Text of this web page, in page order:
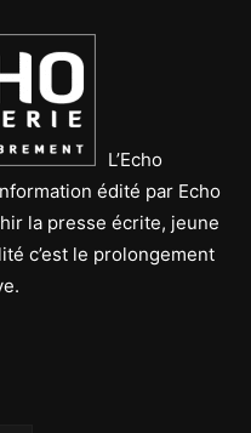
L’Echo
édité par Echo
la presse écrite, jeune
c’est le prolongement